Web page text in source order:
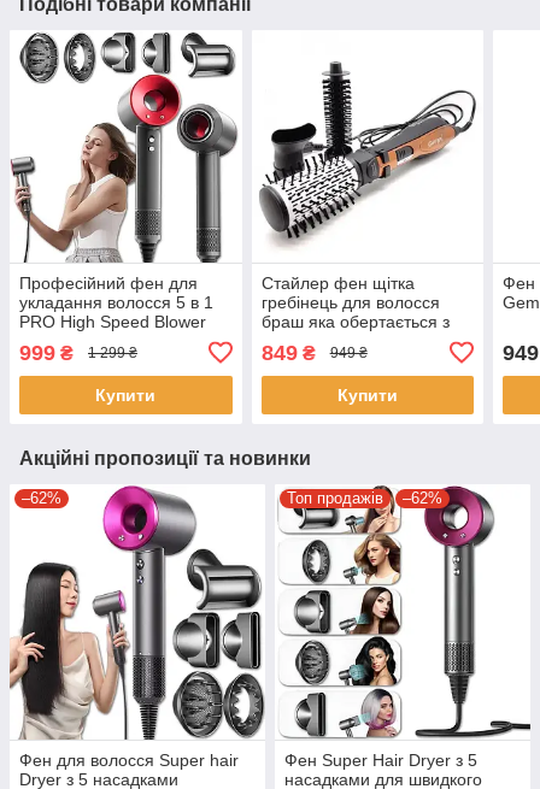
Подібні товари компанії
Професійний фен для
укладання волосся 5 в 1
PRO High Speed Blower
Фен для волосся на 1600
Вт
999 ₴ 1 299 ₴
Купити
Стайлер фен щітка
гребінець для волосся
браш яка обертається з
4828 3 в 1
849₴ 949 ₴
Купити
Фен
949
Акційні пропозиції та новинки
–62%
Фен для волосся Super hair
Dryer з 5 насадками
Топ продажів –62%
Фен Super Hair Dryer з 5
насадками для швидкого